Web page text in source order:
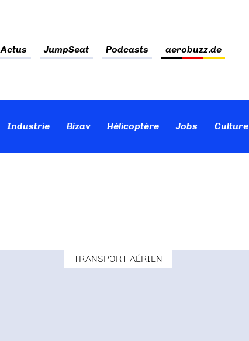
Actus JumpSeat Podcasts aerobuzz.de
Industrie Bizav Hélicoptère Jobs
TRANSPORT AÉRIEN